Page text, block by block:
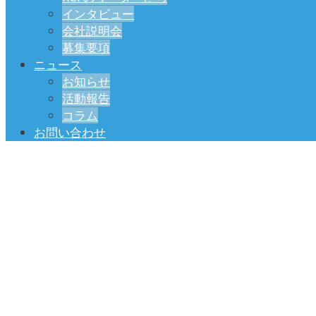
インタビュー
会社説明会
募集要項
ニュース
お知らせ
活動報告
コラム
お問い合わせ